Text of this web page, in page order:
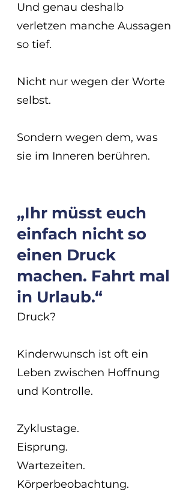
Und genau deshalb
verletzen manche Aussagen
so tief.
Nicht nur wegen der Worte
selbst.
Sondern wegen dem, was
sie im Inneren berühren.
„Ihr müsst euch
einfach nicht so
einen Druck
machen. Fahrt mal
in Urlaub.“
Druck?
Kinderwunsch ist oft ein
Leben zwischen Hoffnung
und Kontrolle.
Zyklustage.
Eisprung.
Wartezeiten.
Körperbeobachtung.